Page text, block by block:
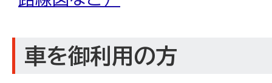
車を御利用の方